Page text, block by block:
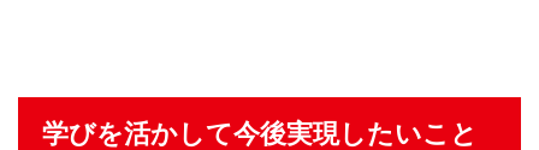
学びを活かして今後実現したいこと